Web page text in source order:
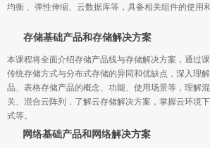
均衡 、弹性伸缩、云数据库等，具备相关组件的使用
本课程将全面介绍存储产品线与存储解决方案，通过
传统存储方式与分布式存储的异同和优缺点，深入理
品、表格存储产品的概念、功能、使用场景等，理解
关、混合云阵列，了解云存储解决方案，掌握云环境
式等。
存储基础产品和存储解决方案
网络基础产品和网络解决方案